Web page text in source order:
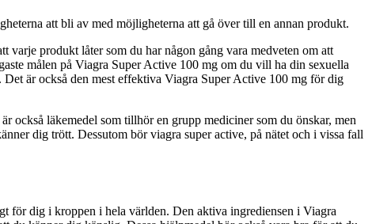
att bli av med möjligheterna att gå över till en annan produkt.
produkt låter som du har någon gång vara medveten om att
målen på Viagra Super Active 100 mg om du vill ha din sexuella
är också den mest effektiva Viagra Super Active 100 mg för dig
också läkemedel som tillhör en grupp mediciner som du önskar, men
dig trött. Dessutom bör viagra super active, på nätet och i vissa fall
för dig i kroppen i hela världen. Den aktiva ingrediensen i Viagra